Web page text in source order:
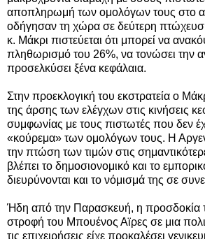
αποπληρωμή των ομολόγων τους στο
οδήγησαν τη χώρα σε δεύτερη
κ. Μάκρι πιστεύεται ότι μπορεί να
πληθωρισμό του 26%, να τονώσει την
προσελκύσει ξένα κεφάλαια.
Στην προεκλογική του εκστρατεία ο
της άρσης των ελέγχων στις κινήσεις
συμφωνίας με τους πιστωτές που δεν
«κούρεμα» των ομολόγων τους. Η
την πτώση των τιμών στις
βλέπει το δημοσιονομικό και το
διευρύνονται και το νόμισμά της σε
Ήδη από την Παρασκευή, η προσδοκία
στροφή του Μπουένος Αϊρες σε μια
τις επιχειρήσεις είχε προκαλέσει